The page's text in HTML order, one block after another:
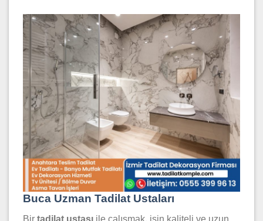
Buca Uzman Tadilat Ustaları
Bir tadilat ustası ile çalışmak, işin kaliteli ve uzun